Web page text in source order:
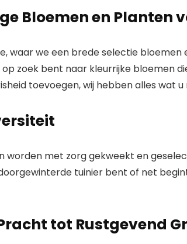
Bloemen en Planten
, waar we een brede selectie
zoek bent naar kleurrijke bloemen
toevoegen, wij hebben alles wat u
worden met zorg gekweekt en
tuinier bent of net
tot Rustgevend